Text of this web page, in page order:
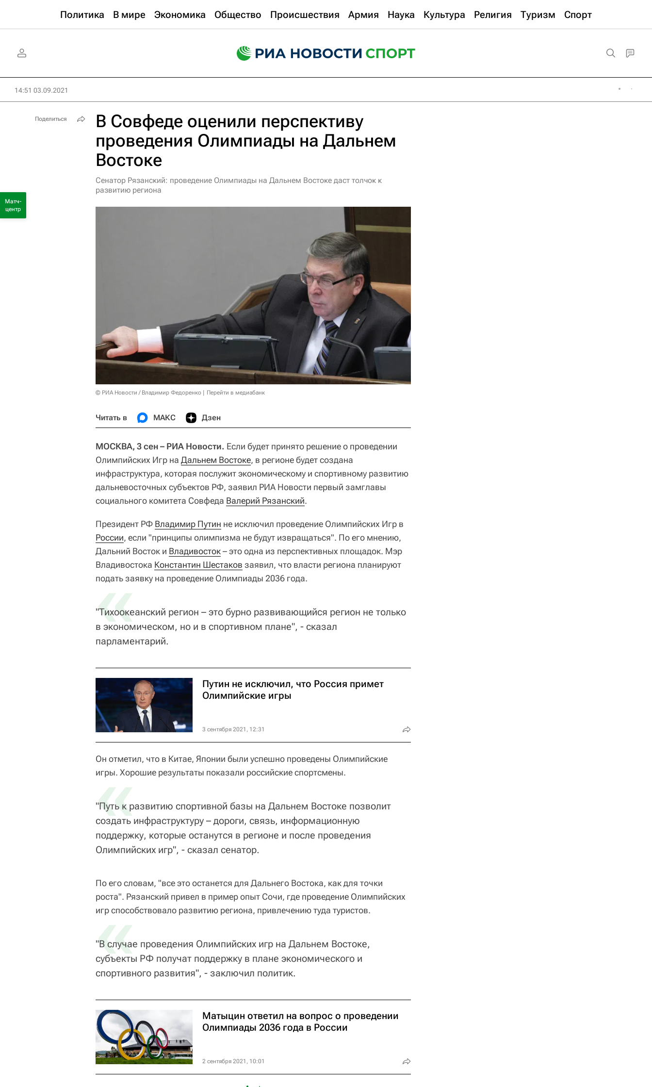
Политика В мире Экономика Общество Происшествия Армия Наука Культура Религия Туризм Спорт
14:51 03.09.2021
В Совфеде оценили перспективу
проведения Олимпиады на Дальнем
Востоке
Сенатор Рязанский: проведение Олимпиады на Дальнем Востоке даст толчок к
развитию региона
© РИА Новости / Владимир Федоренко Перейти в медиабанк
Читать в МАКС Дзен
МОСКВА, 3 сен – РИА Новости. Если будет принято решение о проведении
Олимпийских Игр на Дальнем Востоке, в регионе будет создана
инфраструктура, которая послужит экономическому и спортивному развитию
дальневосточных субъектов РФ, заявил РИА Новости первый замглавы
социального комитета Совфеда Валерий Рязанский.
Президент РФ Владимир Путин не исключил проведение Олимпийских Игр в
России, если "принципы олимпизма не будут извращаться". По его мнению,
Дальний Восток и Владивосток– это одна из перспективных площадок. Мэр
Владивостока Константин Шестаков заявил, что власти региона планируют
подать заявку на проведение Олимпиады 2036 года.
«
"Тихоокеанский регион – это бурно развивающийся регион не только
в экономическом, но и в спортивном плане", - сказал
парламентарий.
Путин не исключил, что Россия примет
Олимпийские игры
3 сентября 2021, 12:31
Он отметил, что в Китае, Японии были успешно проведены Олимпийские
игры. Хорошие результаты показали российские спортсмены.
«
"Путь к развитию спортивной базы на Дальнем Востоке позволит
создать инфраструктуру – дороги, связь, информационную
поддержку, которые останутся в регионе и после проведения
Олимпийских игр", - сказал сенатор.
По его словам, "все это останется для Дальнего Востока, как для точки
роста". Рязанский привел в пример опыт Сочи, где проведение Олимпийских
игр способствовало развитию региона, привлечению туда туристов.
«
"В случае проведения Олимпийских игр на Дальнем Востоке,
субъекты РФ получат поддержку в плане экономического и
спортивного развития", - заключил политик.
Матыцин ответил на вопрос о проведении
Олимпиады 2036 года в России
2 сентября 2021, 10:01
Поделиться
Матч-
центр